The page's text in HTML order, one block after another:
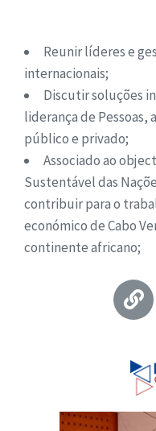
Reunir líderes e
internacionais;
Discutir soluções
liderança de Pessoas,
público e privado;
Associado ao
Sustentável das
contribuir para o
económico de Cabo
continente africano;